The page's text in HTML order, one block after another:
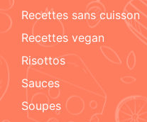
recettes sans cuisson
recettes vegan
risottos
sauces
soupes